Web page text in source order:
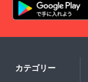
カテゴリー